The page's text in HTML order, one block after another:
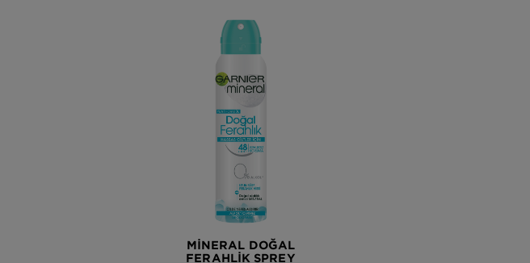
MINERAL DOĞAL
FERAHLIK SPREY